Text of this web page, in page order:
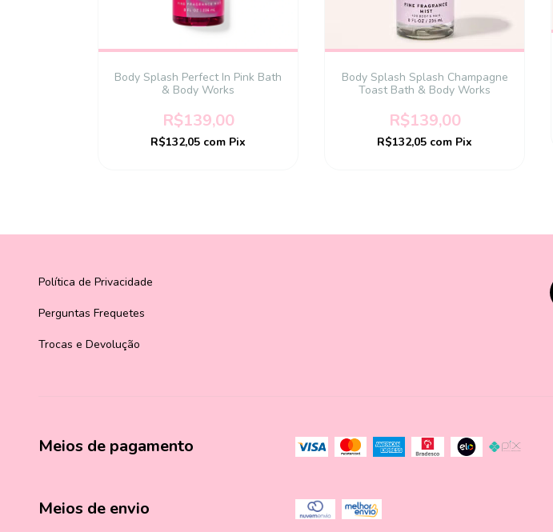
Body Splash Perfect In Pink Bath
& Body Works
R$139,00
R$132,05 com Pix
Body Splash Splash Champagne
Toast Bath & Body Works
R$139,00
R$132,05 com Pix
Política de Privacidade
Perguntas Frequetes
Trocas e Devolução
Meios de pagamento
Meios de envio